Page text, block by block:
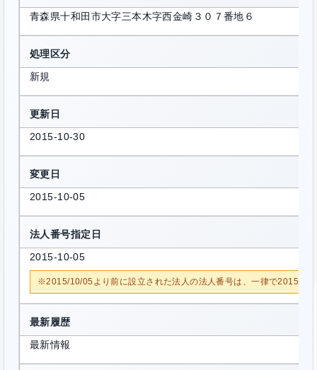
青森県十和田市大字三本木字西金崎３０７番地６
処理区分
新規
更新日
2015-10-30
変更日
2015-10-05
法人番号指定日
2015-10-05
※2015/10/05より前に設立された法人の法人番号は、一律で2015/10/
最新履歴
最新情報